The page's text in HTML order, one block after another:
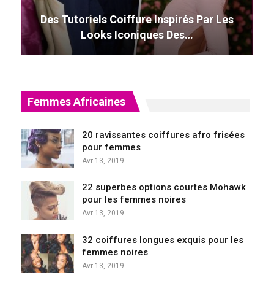
Des Tutoriels Coiffure Inspirés Par Les
Looks Iconiques Des…
Femmes Africaines
20 ravissantes coiffures afro frisées
pour femmes
Avr 13, 2019
22 superbes options courtes Mohawk
pour les femmes noires
Avr 13, 2019
32 coiffures longues exquis pour les
femmes noires
Avr 13, 2019